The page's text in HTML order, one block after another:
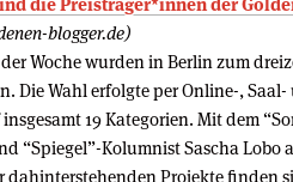
blogger.de)
Woche wurden in Berlin zum
Die Wahl erfolgte per Online-,
19 Kategorien. Mit dem
“Spiegel”-Kolumnist Sascha Lobo
dahinterstehenden Projekte finden